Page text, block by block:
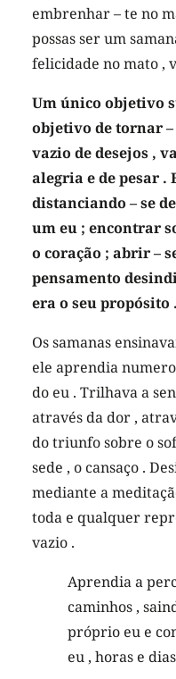
embrenhar – te no
possas ser um
felicidade no mato ,
Um único objetivo
objetivo de tornar –
vazio de desejos ,
alegria e de pesar .
distanciando – se
um eu ; encontrar
o coração ; abrir –
pensamento
era o seu propósito .
Os samanas
ele aprendia
do eu . Trilhava a
através da dor ,
do triunfo sobre o
sede , o cansaço .
mediante a
toda e qualquer
vazio .
Aprendia a
caminhos ,
próprio eu e
eu , horas e